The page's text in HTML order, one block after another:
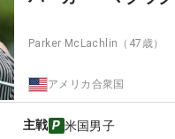
Parker McLachlin （47歳）
アメリカ合衆国
主戦 米国男子